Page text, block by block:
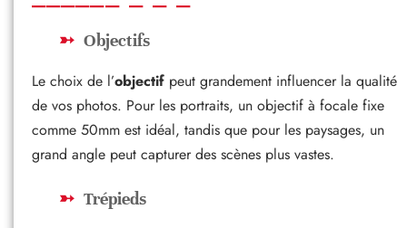
Objectifs
Le choix de l’objectif peut grandement influencer la qualité
de vos photos. Pour les portraits, un objectif à focale fixe
comme 50mm est idéal, tandis que pour les paysages, un
grand angle peut capturer des scènes plus vastes.
Trépieds